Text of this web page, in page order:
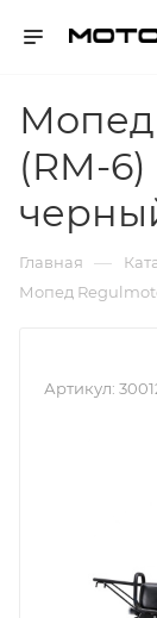
(RM-
Главная —
Мопед
Артикул: